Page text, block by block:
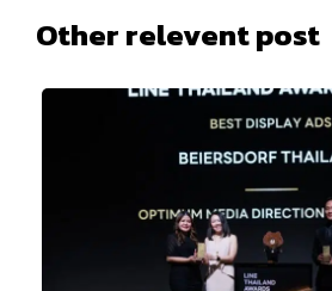
Other relevent post